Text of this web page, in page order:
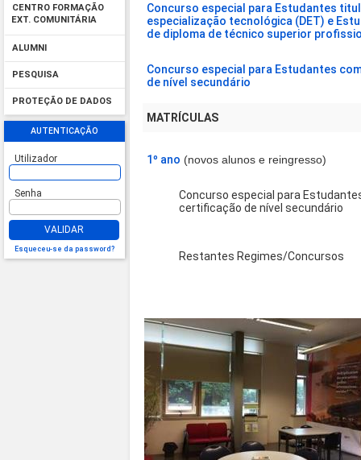
CENTRO FORMAÇÃO
EXT. COMUNITÁRIA
ALUMNI
PESQUISA
PROTEÇÃO DE DADOS
AUTENTICAÇÃO
Utilizador
Senha
VALIDAR
Esqueceu-se da password?
Concurso especial para Estudantes
especialização tecnológica (DET) e
de diploma de técnico superior
Concurso especial para Estudantes
de nível secundário
MATRÍCULAS
1º ano (novos alunos e reingresso)
Concurso especial para
certificação de nível secundário
Restantes Regimes/Concursos